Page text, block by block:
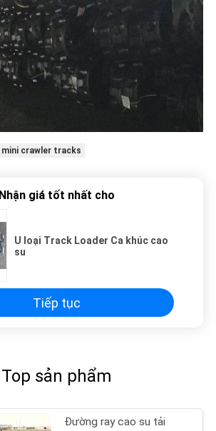
mini crawler tracks
Nhận giá tốt nhất cho
U loại Track Loader Ca khúc cao
su
Tiếp tục
Top sản phẩm
Đường ray cao su tải